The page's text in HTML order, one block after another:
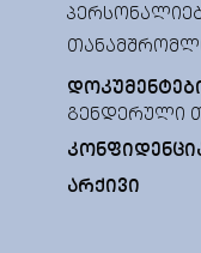
ᲒᲔᲜᲓᲔᲠᲣᲚᲘ
ᲐᲠᲥᲘᲕᲘ